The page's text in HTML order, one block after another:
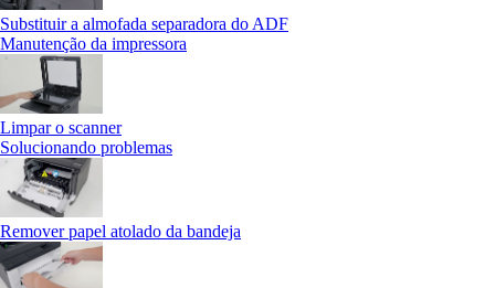
Substituir a almofada separadora do ADF
Manutenção da impressora
Limpar o scanner
Solucionando problemas
Remover papel atolado da bandeja